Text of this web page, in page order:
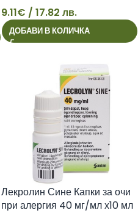
9
9.11€ / 17.82 лв.
ДОБАВИ В КОЛИЧКА
Лекролин Сине Капки за очи
при алергия 40 мг/мл х10 мл